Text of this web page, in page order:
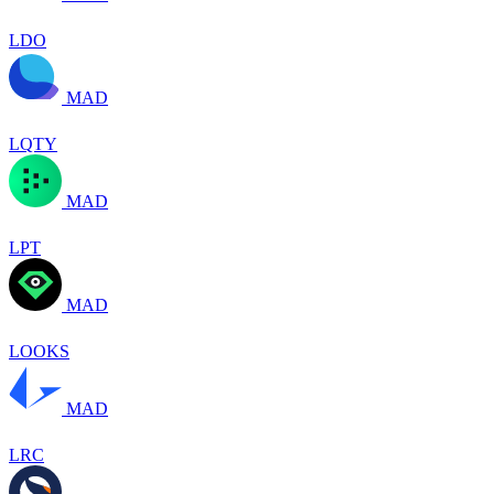
LDO
MAD
LQTY
MAD
LPT
MAD
LOOKS
MAD
LRC